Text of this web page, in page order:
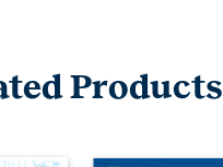
Products